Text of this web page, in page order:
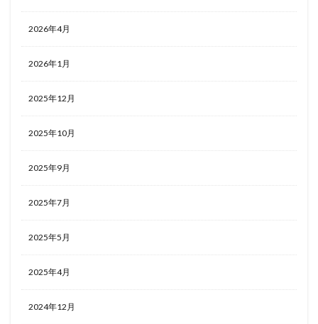
2026年4月
2026年1月
2025年12月
2025年10月
2025年9月
2025年7月
2025年5月
2025年4月
2024年12月